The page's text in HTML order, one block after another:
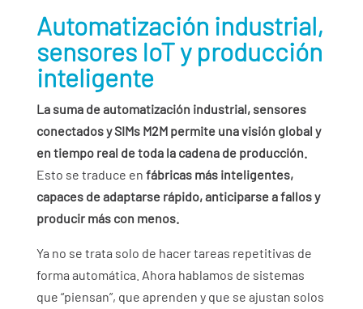
Automatización industrial,
sensores IoT y producción
inteligente
La suma de automatización industrial, sensores
conectados y SIMs M2M permite una visión global y
en tiempo real de toda la cadena de producción.
Esto se traduce en fábricas más inteligentes,
capaces de adaptarse rápido, anticiparse a fallos y
producir más con menos.
Ya no se trata solo de hacer tareas repetitivas de
forma automática. Ahora hablamos de sistemas
que “piensan”, que aprenden y que se ajustan solos